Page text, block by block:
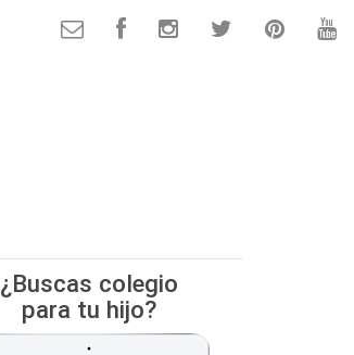
¿Buscas colegio
para tu hijo?